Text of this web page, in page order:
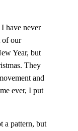
have never
of our
Year, but
They
and
ever, I put
a pattern, but